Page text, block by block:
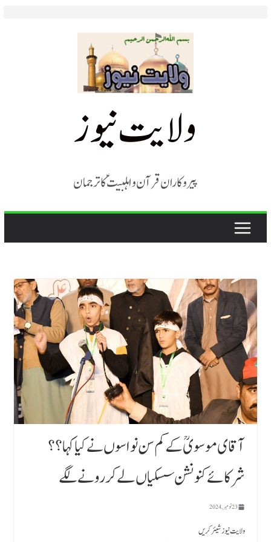
ولایت نیوز
پیروکاران قرآن و اہلبیت ؑ کا ترجمان
آقای موسویؒ کے کم سن نواسوں نے کیا کہا ؟؟
شرکائے کنونشن سسکیاں لے کر رونے لگے
23 نومبر, 2024
ولایت نیوز شیئر کریں